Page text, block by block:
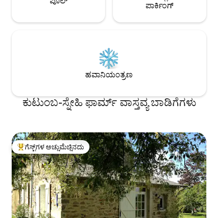
ಪಾರ್ಕಿಂಗ್
ಹವಾನಿಯಂತ್ರಣ
ಕುಟುಂಬ-ಸ್ನೇಹಿ ಫಾರ್ಮ್ ವಾಸ್ತವ್ಯ ಬಾಡಿಗೆಗಳು
ಗೆಸ್ಟ್‌ಗಳಿಗೆ ಅತಿ ಹೆಚ್ಚು ಅಚ್ಚುಮೆಚ್ಚಿನದು
ಗೆಸ್ಟ್‌ಗಳ ಅಚ್ಚುಮೆಚ್ಚಿನದು